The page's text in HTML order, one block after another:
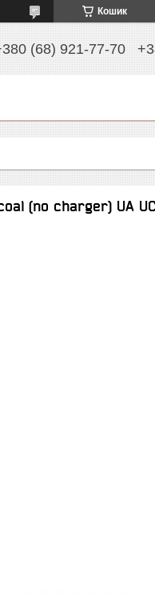
Кошик
(68) 921-77-70
(no charger) UA